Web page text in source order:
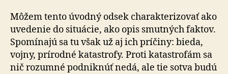
Môžem tento úvodný odsek charakterizovať ako
uvedenie do situácie, ako opis smutných faktov.
Spomínajú sa tu však už aj ich príčiny: bieda,
vojny, prírodné katastrofy. Proti katastrofám sa
nič rozumné podniknúť nedá, ale tie sotva budú